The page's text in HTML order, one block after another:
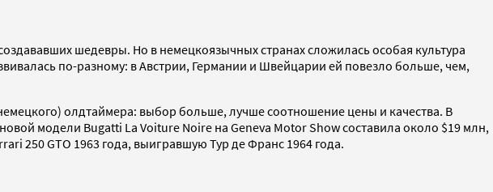
шедевры. Но в немецкоязычных странах сложилась особая культура
по-разному: в Австрии, Германии и Швейцарии ей повезло больше, чем,
олдтаймера: выбор больше, лучше соотношение цены и качества. В
модели Bugatti La Voiture Noire на Geneva Motor Show составила около $19 млн,
250 GTO 1963 года, выигравшую Тур де Франс 1964 года.